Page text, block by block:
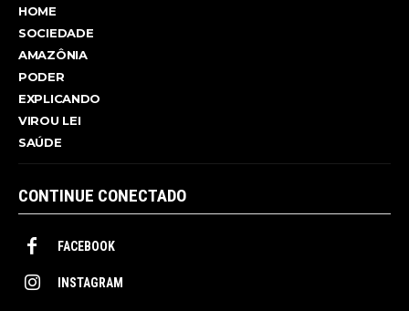
HOME
SOCIEDADE
AMAZÔNIA
PODER
EXPLICANDO
VIROU LEI
SAÚDE
CONTINUE CONECTADO
FACEBOOK
INSTAGRAM